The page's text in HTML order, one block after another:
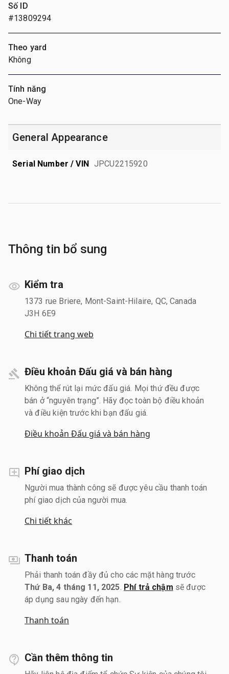
Số ID
#13809294
Theo yard
Không
Tính năng
One-Way
General Appearance
Serial Number / VIN JPCU2215920
Thông tin bổ sung
Kiểm tra
1373 rue Briere, Mont-Saint-Hilaire, QC, Canada
J3H 6E9
Chi tiết trang web
Điều khoản Đấu giá và bán hàng
Không thể rút lại mức đấu giá. Mọi thứ đều được
bán ở “nguyên trạng”. Hãy đọc toàn bộ điều khoản
và điều kiện trước khi bạn đấu giá.
Điều khoản Đấu giá và bán hàng
Phí giao dịch
Người mua thành công sẽ được yêu cầu thanh toán
phí giao dịch của người mua.
Chi tiết khác
Thanh toán
Phải thanh toán đầy đủ cho các mặt hàng trước
Thứ Ba, 4 tháng 11, 2025 Phí trả chậm sẽ được
áp dụng sau ngày đến hạn.
Thanh toán
Cần thêm thông tin